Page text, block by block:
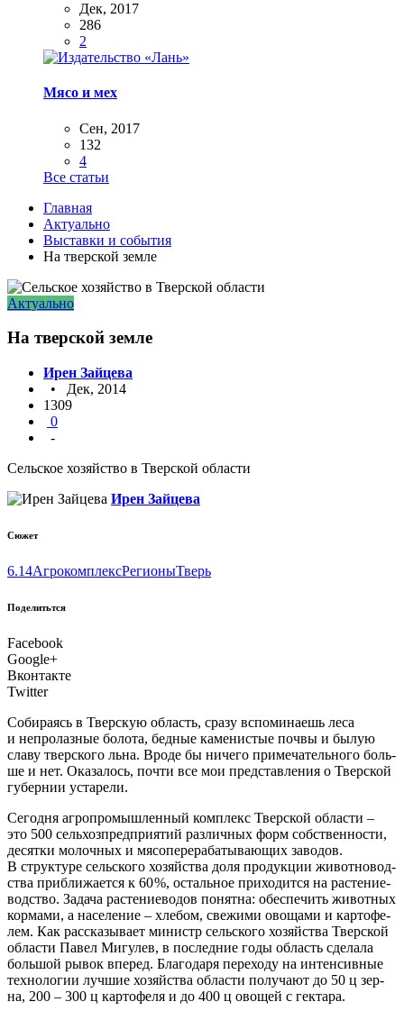
Дек, 2017
286
2
Мясо и мех
Сен, 2017
132
4
Все статьи
Главная
Актуально
Выставки и события
На тверской земле
Актуально
На тверской земле
Ирен Зайцева
• Дек, 2014
1309
0
-
Сельское хозяйство в Тверской области
Ирен Зайцева
Сюжет
6.14АгрокомплексРегионыТверь
Поделитьтся
Facebook
Google+
Вконтакте
Twitter
Соби­ра­ясь в Твер­скую область, сра­зу вспо­ми­на­ешь леса
и непро­лаз­ные боло­та, бед­ные каме­ни­стые поч­вы и былую
сла­ву твер­ско­го льна. Вро­де бы ниче­го при­ме­ча­тель­но­го боль­
ше и нет. Ока­за­лось, почти все мои пред­став­ле­ния о Тверс­кой
губер­нии устарели.
Сегод­ня агро­про­мыш­лен­ный ком­плекс Твер­ской обла­сти –
это 500 сель­хоз­пред­при­я­тий раз­лич­ных форм соб­ствен­но­сти,
десят­ки молоч­ных и мясо­пе­ре­ра­ба­ты­ва­ю­щих заво­дов.
В струк­ту­ре сель­ско­го хозяй­ства доля про­дук­ции живот­но­вод­
ства при­бли­жа­ет­ся к 60 %, осталь­ное при­хо­дит­ся на рас­те­ние­
вод­ство. Зада­ча рас­те­ние­во­дов понят­на: обес­пе­чить живот­ных
кор­ма­ми, а насе­ле­ние – хле­бом, све­жи­ми ово­ща­ми и кар­то­фе­
лем. Как рас­ска­зы­ва­ет министр сель­ско­го хозяй­ства Твер­ской
обла­сти Павел Мигу­лев, в послед­ние годы область сде­ла­ла
боль­шой рывок впе­ред. Бла­го­да­ря пере­хо­ду на интен­сив­ные
тех­но­ло­гии луч­шие хозяй­ства обла­сти полу­ча­ют до 50 ц зер­
на, 200 – 300 ц кар­то­фе­ля и до 400 ц ово­щей с гектара.